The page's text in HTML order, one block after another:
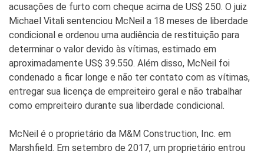
acusações de furto com cheque acima de US$ 250. O juiz
Michael Vitali sentenciou McNeil a 18 meses de liberdade
condicional e ordenou uma audiência de restituição para
determinar o valor devido às vítimas, estimado em
aproximadamente US$ 39.550. Além disso, McNeil foi
condenado a ficar longe e não ter contato com as vítimas,
entregar sua licença de empreiteiro geral e não trabalhar
como empreiteiro durante sua liberdade condicional.
McNeil é o proprietário da M&M Construction, Inc. em
Marshfield. Em setembro de 2017, um proprietário entrou